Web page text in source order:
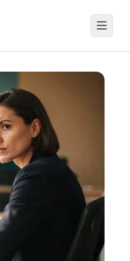
Menu